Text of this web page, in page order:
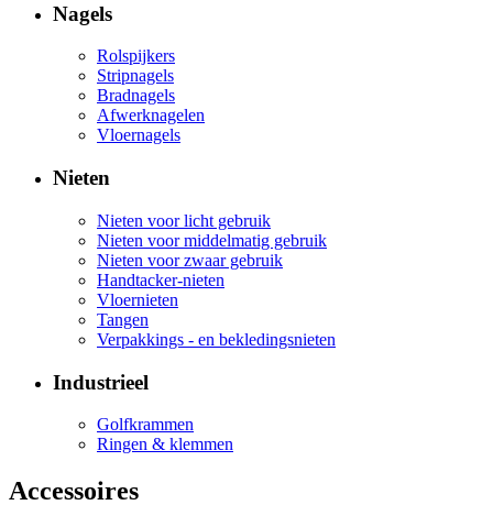
Nagels
Rolspijkers
Stripnagels
Bradnagels
Afwerknagelen
Vloernagels
Nieten
Nieten voor licht gebruik
Nieten voor middelmatig gebruik
Nieten voor zwaar gebruik
Handtacker-nieten
Vloernieten
Tangen
Verpakkings - en bekledingsnieten
Industrieel
Golfkrammen
Ringen & klemmen
Accessoires